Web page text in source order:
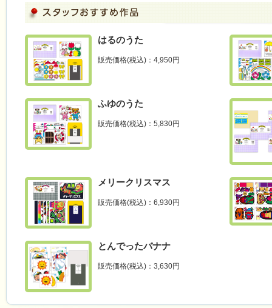
はるのうた
販売価格(税込)：4,950円
ふゆのうた
販売価格(税込)：5,830円
メリークリスマス
販売価格(税込)：6,930円
とんでったバナナ
販売価格(税込)：3,630円